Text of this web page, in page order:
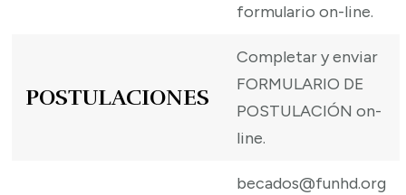
formulario on-line.
POSTULACIONES
Completar y enviar
FORMULARIO DE
POSTULACIÓN on-
line.
becados@funhd.org